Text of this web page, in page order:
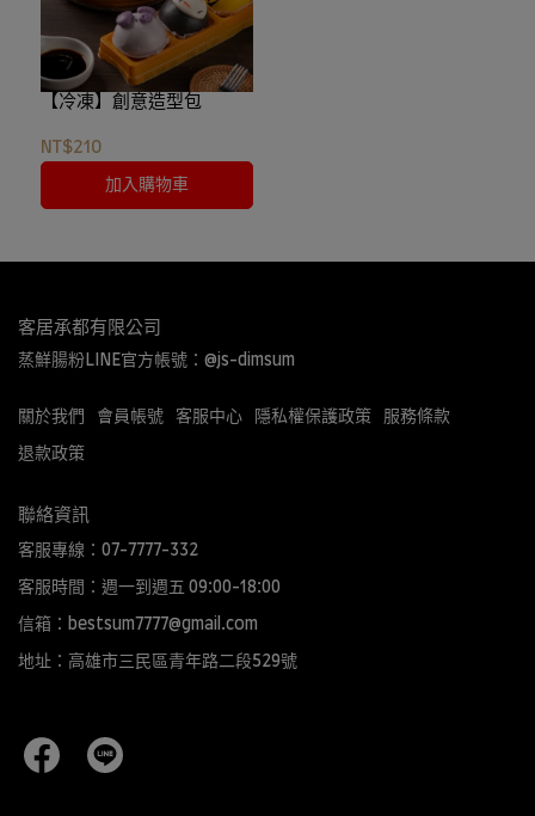
【冷凍】創意造型包
NT$210
加入購物車
客居承都有限公司
蒸鮮腸粉LINE官方帳號：@js-dimsum
關於我們 會員帳號 客服中心 隱私權保護政策 服務條款
退款政策
聯絡資訊
客服專線：07-7777-332
客服時間：週一到週五 09:00-18:00
信箱：bestsum7777@gmail.com
地址：高雄市三民區青年路二段529號